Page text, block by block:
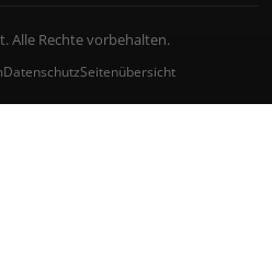
Alle Rechte vorbehalten.
DatenschutzSeitenübersicht